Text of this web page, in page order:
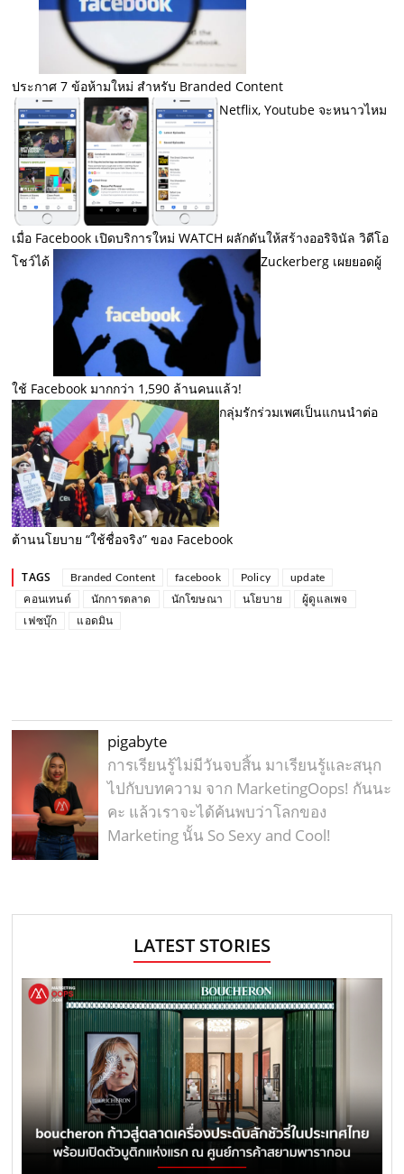
ประกาศ 7 ข้อห้ามใหม่ สำหรับ Branded Content
Netflix, Youtube จะหนาวไหม
เมื่อ Facebook เปิดบริการใหม่ WATCH ผลักดันให้สร้างออริจินัล วิดีโอ
โชว์ได้
Zuckerberg เผยยอดผู้
ใช้ Facebook มากกว่า 1,590 ล้านคนแล้ว!
กลุ่มรักร่วมเพศเป็นแกนนำต่อ
ต้านนโยบาย “ใช้ชื่อจริง” ของ Facebook
TAGS Branded Content facebook Policy
update
คอนเทนต์
นักการตลาด นักโฆษณา นโยบาย
ผู้ดูแลเพจ
เฟซบุ๊ก
แอดมิน
pigabyte
การเรียนรู้ไม่มีวันจบสิ้น มาเรียนรู้และสนุก
ไปกับบทความ จาก MarketingOops! กันนะ
คะ แล้วเราจะได้ค้นพบว่าโลกของ
Marketing นั้น So Sexy and Cool!
LATEST STORIES